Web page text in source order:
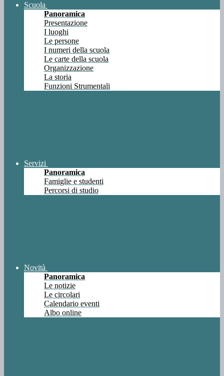
Scuola
Panoramica
Presentazione
I luoghi
Le persone
I numeri della scuola
Le carte della scuola
Organizzazione
La storia
Funzioni Strumentali
Servizi
Panoramica
Famiglie e studenti
Percorsi di studio
Novità
Panoramica
Le notizie
Le circolari
Calendario eventi
Albo online